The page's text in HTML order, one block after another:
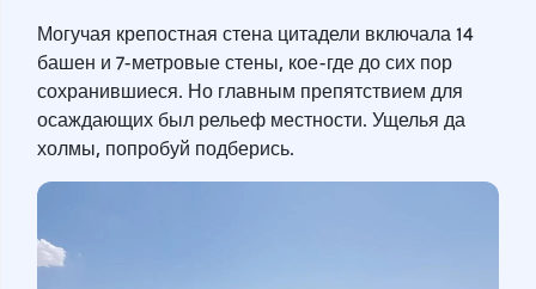
Могучая крепостная стена цитадели включала 14
башен и 7-метровые стены, кое-где до сих пор
сохранившиеся. Но главным препятствием для
осаждающих был рельеф местности. Ущелья да
холмы, попробуй подберись.